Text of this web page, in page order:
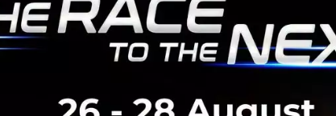
การแพทย์ให้ดีขึ้น เพราะตอนนี้ AI เป็นสิ่งที่หลายๆ บริษัท
ร้างประโยชน์มหาศาลได้
โนโลยีเข้ามาช่วยทำให้ลดการแพร่ระบาดของเชื้อไวรัส ก็